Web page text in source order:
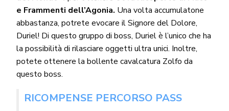
e Frammenti dell’Agonia. Una volta accumulatone
abbastanza, potrete evocare il Signore del Dolore,
Duriel! Di questo gruppo di boss, Duriel è l’unico che ha
la possibilità di rilasciare oggetti ultra unici. Inoltre,
potete ottenere la bollente cavalcatura Zolfo da
questo boss.
RICOMPENSE PERCORSO PASS